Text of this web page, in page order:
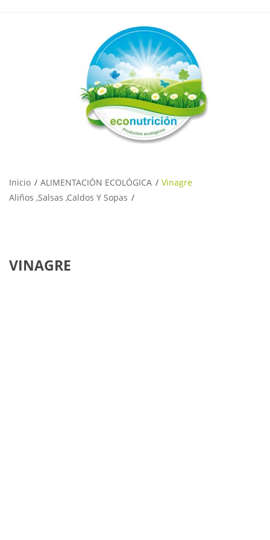
Inicio
ALIMENTACIÓN ECOLÓGICA
Aliños ,salsas ,caldos Y Sopas
Vinagre
VINAGRE